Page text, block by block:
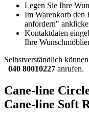
Legen Sie Ihre
Im Warenkorb den
anfordern"
Kontaktdaten
Ihre
Selbstverständlich
040 80010227 anrufen.
Cane-line
Cane-line Soft